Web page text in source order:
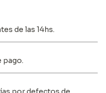
de las 14hs.
pago.